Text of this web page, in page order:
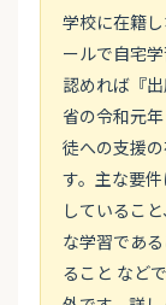
学校に在籍
ールで自宅
認めれば『
省の令和元
徒への支援
す。主な要
しているこ
な学習であ
ること など